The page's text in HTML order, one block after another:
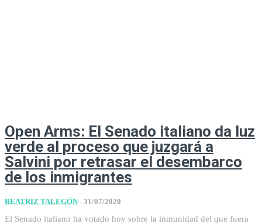
Open Arms: El Senado italiano da luz
verde al proceso que juzgará a
Salvini por retrasar el desembarco
de los inmigrantes
BEATRIZ TALEGÓN - 31/07/2020
El Senado italiano ha votado hoy sobre la inmunidad del que fuera